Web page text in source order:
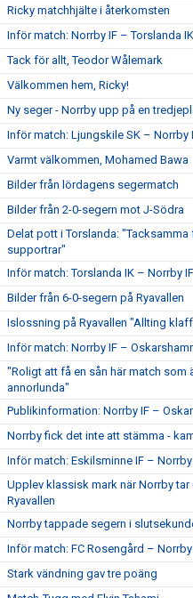
Ricky matchhjälte i återkomsten
Inför match: Norrby IF – Torslanda IK
Tack för allt, Teodor Wålemark
Välkommen hem, Ricky!
Ny seger - Norrby upp på en
Inför match: Ljungskile SK – Norrby
Varmt välkommen, Mohamed Bawa
Bilder från lördagens segermatch
Bilder från 2-0-segern mot J-Södra
Delat pott i Torslanda:
supportrar"
Inför match: Torslanda IK – Norrby IF
Bilder från 6-0-segern på Ryavallen
Islossning på Ryavallen "Allting
Inför match: Norrby IF –
"Roligt att få en sån här match som
annorlunda"
Publikinformation: Norrby IF –
Norrby fick det inte att stämma -
Inför match: Eskilsminne IF – Norrby
Upplev klassisk mark när Norrby
Ryavallen
Norrby tappade segern i
Inför match: FC Rosengård – Norrby
Stark vändning gav tre poäng